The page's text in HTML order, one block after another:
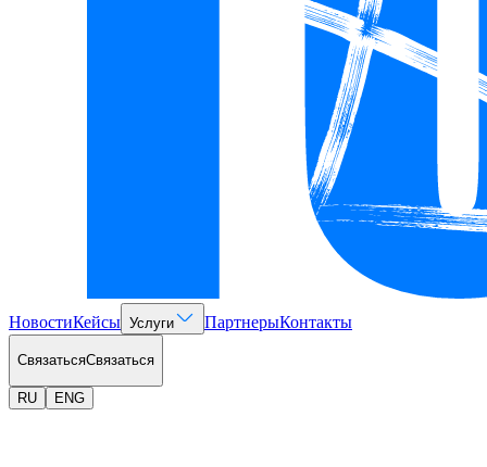
НовостиКейсы Услуги ПартнерыКонтакты
СвязатьсяСвязаться
RU ENG